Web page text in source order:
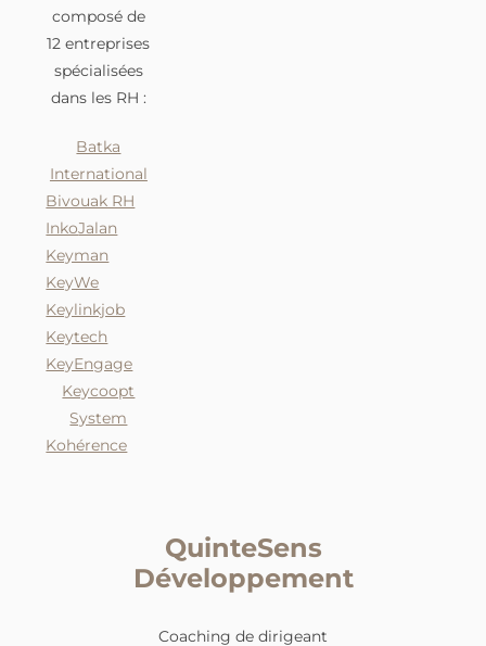
composé de
12 entreprises
spécialisées
dans les RH :
Batka
International
Bivouak RH
InkoJalan
Keyman
KeyWe
Keylinkjob
Keytech
KeyEngage
Keycoopt
System
Kohérence
QuinteSens
Développement
Coaching de dirigeant